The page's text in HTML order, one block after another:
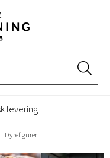
levering
Dyrefigurer